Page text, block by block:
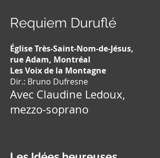
Requiem Duruflé
Église Très-Saint-Nom-de-Jésus,
rue Adam, Montréal
Les Voix de la Montagne
Dir.: Bruno Dufresne
Avec Claudine Ledoux,
mezzo-soprano